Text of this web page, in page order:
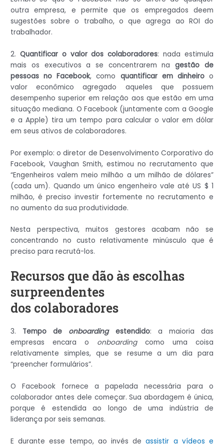
outra empresa, e permite que os empregados deem
sugestões sobre o trabalho, o que agrega ao ROI do
trabalhador.
2. Quantificar o valor dos colaboradores: nada estimula
mais os executivos a se concentrarem nagestão de
pessoas no Facebook, como quantificar em dinheiroo
valor econômico agregado aqueles que possuem
desempenho superior em relação aos que estão em uma
situação mediana. O Facebook (juntamente com a Google
e a Apple) tira um tempo para calcular o valor em dólar
em seus ativos de colaboradores.
Por exemplo: o diretor de Desenvolvimento Corporativo do
Facebook, Vaughan Smith, estimou no recrutamento que
“Engenheiros valem meio milhão a um milhão de dólares”
(cada um). Quando um único engenheiro vale até US $ 1
milhão, é preciso investir fortemente no recrutamento e
no aumento da sua produtividade.
Nesta perspectiva, muitos gestores acabam não se
concentrando no custo relativamente minúsculo que é
preciso para recrutá-los.
Recursos que dão às escolhas
surpreendentes
dos colaboradores
3. Tempo de onboardingestendido: a maioria das
empresas encara o onboardingcomo uma coisa
relativamente simples, que se resume a um dia para
“preencher formulários”.
O Facebook fornece a papelada necessária para o
colaborador antes dele começar. Sua abordagem é única,
porque é estendida ao longo de uma indústria de
liderança por seis semanas.
E durante esse tempo, ao invés deassistir a vídeos e